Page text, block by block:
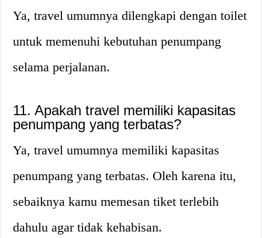
Ya, travel umumnya dilengkapi dengan toilet
untuk memenuhi kebutuhan penumpang
selama perjalanan.
11. Apakah travel memiliki kapasitas
penumpang yang terbatas?
Ya, travel umumnya memiliki kapasitas
penumpang yang terbatas. Oleh karena itu,
sebaiknya kamu memesan tiket terlebih
dahulu agar tidak kehabisan.